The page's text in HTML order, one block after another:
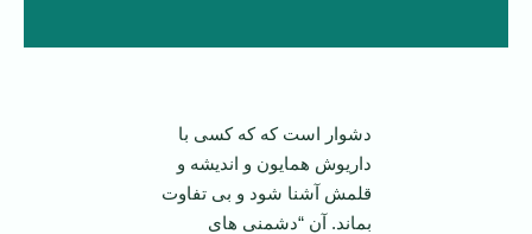
دشوار است که که کسی با
داریوش همایون و اندیشه و
قلمش آشنا شود و بی تفاوت
بماند. آن “دشمنی های